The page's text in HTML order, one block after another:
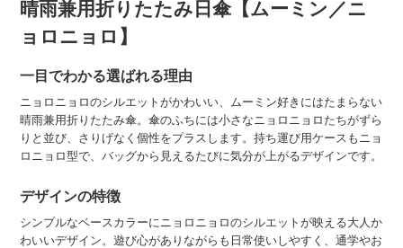
晴雨兼用折りたたみ日傘【ムーミン／ニ
ョロニョロ】
一目でわかる選ばれる理由
ニョロニョロのシルエットがかわいい、ムーミン好きにはたまらない
晴雨兼用折りたたみ傘。傘のふちには小さなニョロニョロたちがずら
りと並び、さりげなく個性をプラスします。持ち運び用ケースもニョ
ロニョロ型で、バッグから見えるたびに気分が上がるデザインです。
デザインの特徴
シンプルなベースカラーにニョロニョロのシルエットが映える大人か
わいいデザイン。遊び心がありながらも日常使いしやすく、通学やお